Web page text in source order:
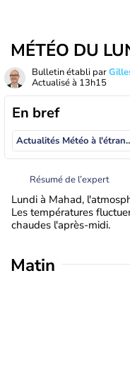
MÉTÉO DU
Bulletin établi par
Actualisé à 13h15
En bref
Actualités
Résumé de l’expert
Lundi à Mahad,
Les températures
chaudes l'après-midi.
Matin